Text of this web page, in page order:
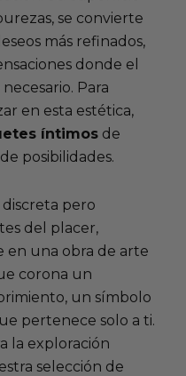
se convierte
más refinados,
donde el
Para
en esta estética,
íntimos de
posibilidades.
pero
del placer,
en una obra de arte
corona un
un símbolo
pertenece solo a ti.
la exploración
selección de